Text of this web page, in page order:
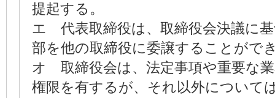
提起する。
エ 代表取締役は、取締役会決議に
部を他の取締役に委譲することがで
オ 取締役会は、法定事項や重要な
権限を有するが、それ以外について